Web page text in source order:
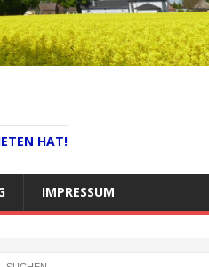
HAT!
IMPRESSUM